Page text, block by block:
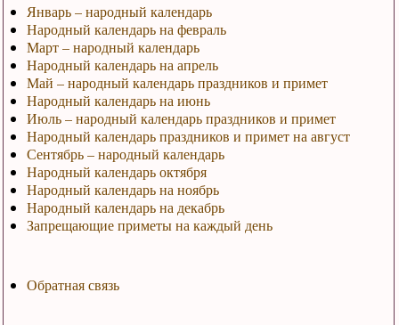
Январь – народный календарь
Народный календарь на февраль
Март – народный календарь
Народный календарь на апрель
Май – народный календарь праздников и примет
Народный календарь на июнь
Июль – народный календарь праздников и примет
Народный календарь праздников и примет на август
Сентябрь – народный календарь
Народный календарь октября
Народный календарь на ноябрь
Народный календарь на декабрь
Запрещающие приметы на каждый день
Обратная связь